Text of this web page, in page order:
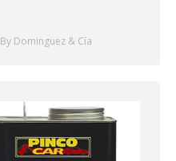
By Dominguez & Cía